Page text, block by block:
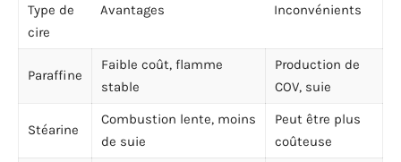
Type de
cire
Avantages Inconvénients
Paraffine
Faible coût, flamme
stable
Production de
COV, suie
Stéarine
Combustion lente, moins
de suie
Peut être plus
coûteuse